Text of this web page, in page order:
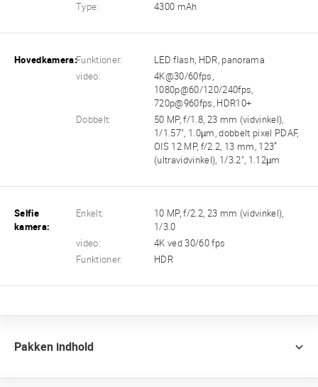
Type:
4300 mAh
Hovedkamera:Funktioner:
LED flash, HDR, panorama
video:
4K@30/60fps,
1080p@60/120/240fps,
720p@960fps, HDR10+
Dobbelt:
50 MP, f/1.8, 23 mm (vidvinkel),
1/1.57", 1.0µm, dobbelt pixel PDAF,
OIS 12 MP, f/2.2, 13 mm, 123˚
(ultravidvinkel), 1/3.2", 1.12µm
Selfie
kamera:
Enkelt:
10 MP, f/2.2, 23 mm (vidvinkel),
1/3.0
video:
4K ved 30/60 fps
Funktioner:
HDR
Pakken indhold